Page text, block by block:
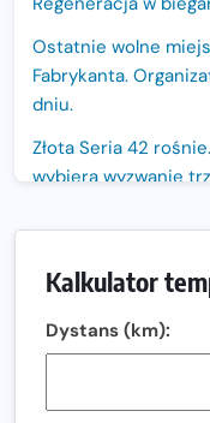
Ostatnie wolne
Fabrykanta.
dniu.
Złota Seria 42
wybiera wyzwanie
Największy Bieg
Ponad 12 tysięcy
Co ma dużo
Kalkulator
Dystans (km):